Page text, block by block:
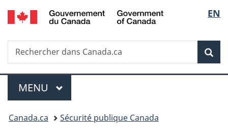
Passer
au
principal
Passer
à
Au
du
Passer
à
version
simplifiée
de
la
EN
Recherche
Rechercher
dans
Menu
MENU PRINCIPAL
Vous
Canada.ca Sécurité publique Canada